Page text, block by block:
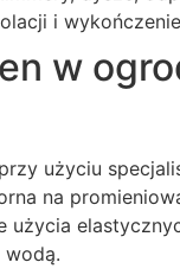
i
w
użyciu
na
użycia
wodą.